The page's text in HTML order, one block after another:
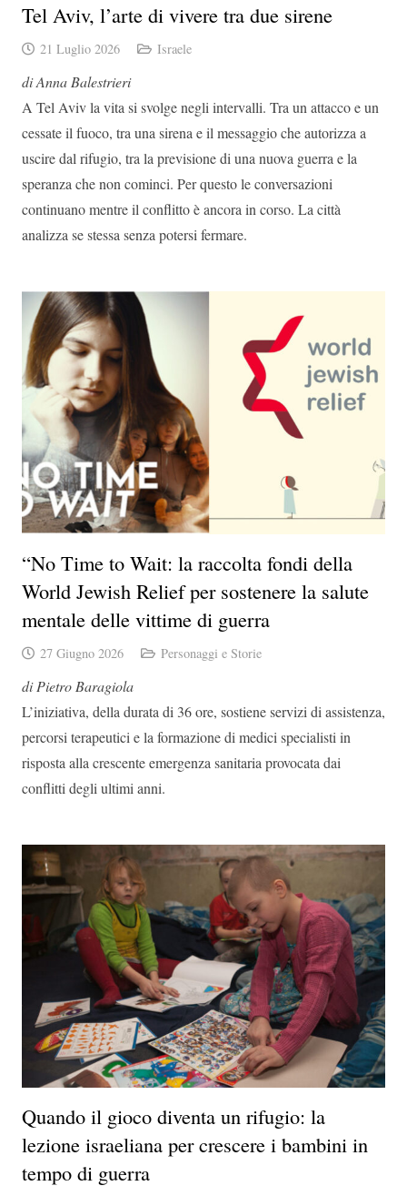
Tel Aviv, l’arte di vivere tra due sirene
21 Luglio 2026 Israele
di Anna Balestrieri
A Tel Aviv la vita si svolge negli intervalli. Tra un attacco e un
cessate il fuoco, tra una sirena e il messaggio che autorizza a
uscire dal rifugio, tra la previsione di una nuova guerra e la
speranza che non cominci. Per questo le conversazioni
continuano mentre il conflitto è ancora in corso. La città
analizza se stessa senza potersi fermare.
“No Time to Wait: la raccolta fondi della
World Jewish Relief per sostenere la salute
mentale delle vittime di guerra
27 Giugno 2026 Personaggi e Storie
di Pietro Baragiola
L’iniziativa, della durata di 36 ore, sostiene servizi di assistenza,
percorsi terapeutici e la formazione di medici specialisti in
risposta alla crescente emergenza sanitaria provocata dai
conflitti degli ultimi anni.
Quando il gioco diventa un rifugio: la
lezione israeliana per crescere i bambini in
tempo di guerra